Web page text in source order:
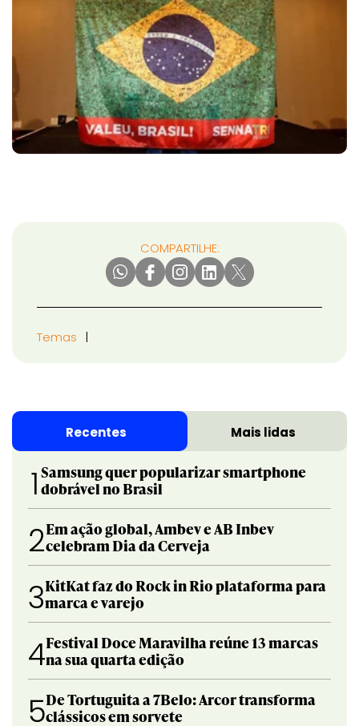
COMPARTILHE:
Temas
Recentes Mais lidas
1 Samsung quer popularizar smartphone
dobrável no Brasil
2Em ação global, Ambev e AB Inbev
celebram Dia da Cerveja
3KitKat faz do Rock in Rio plataforma para
marca e varejo
4Festival Doce Maravilha reúne 13 marcas
na sua quarta edição
5De Tortuguita a 7Belo: Arcor transforma
clássicos em sorvete